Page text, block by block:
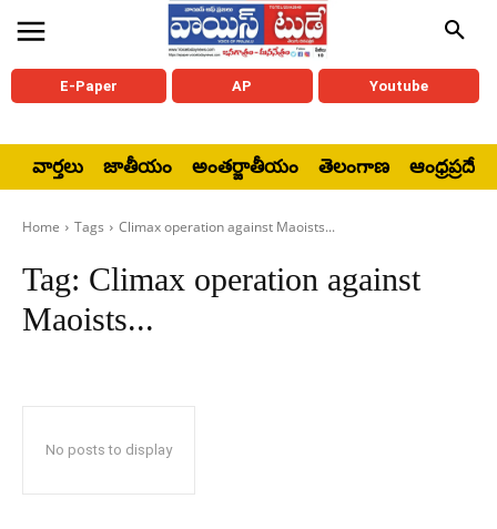
E-Paper AP Youtube
వార్తలు జాతీయం అంతర్జాతీయం తెలంగాణ ఆంధ్రప్రదేశ్
Home Tags Climax operation against Maoists...
Tag: Climax operation against
Maoists...
No posts to display